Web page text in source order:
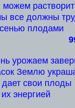
все должны
плодами
урожаем
Землю
свои плоды
энергией